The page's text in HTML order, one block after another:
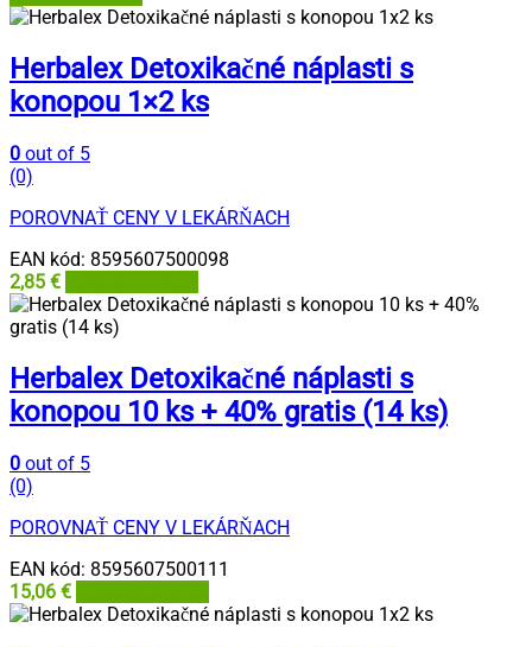
Herbalex Detoxikačné náplasti s
konopou 1×2 ks
0 out of 5
(0)
POROVNAŤ CENY V LEKÁRŇACH
EAN kód: 8595607500098
2,85 €
Herbalex Detoxikačné náplasti s
konopou 10 ks + 40% gratis (14 ks)
0 out of 5
(0)
POROVNAŤ CENY V LEKÁRŇACH
EAN kód: 8595607500111
15,06 €